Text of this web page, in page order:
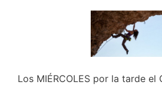
Los MIÉRCOLES por la tarde el